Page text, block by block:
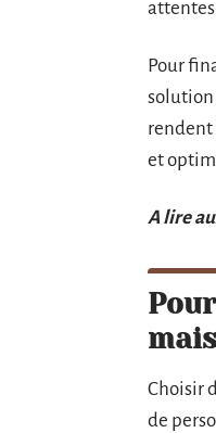
Pour
solution
rendent
et
A lire
Choisir
de